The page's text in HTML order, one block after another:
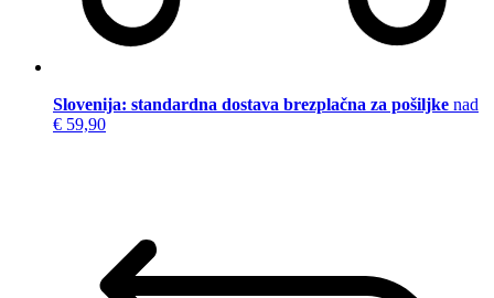
Slovenija: standardna dostava brezplačna za pošiljke nad
€ 59,90